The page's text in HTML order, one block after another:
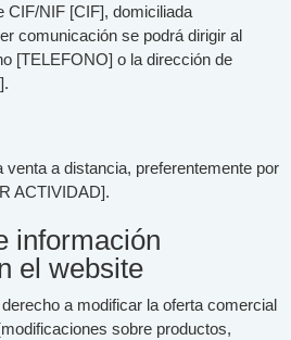
CIF/NIF [CIF], domiciliada
comunicación se podrá dirigir al
[TELEFONO] o la dirección de
venta a distancia, preferentemente por
ACTIVIDAD].
información
el website
a modificar la oferta comercial
sobre productos,